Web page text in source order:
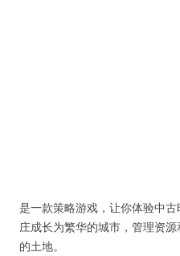
是一款策略游戏，让你体验中
庄成长为繁华的城市，管理资
的土地。